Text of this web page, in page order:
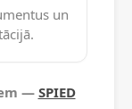
un
— SPIED